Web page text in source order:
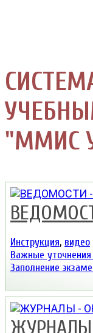
"ММИС
Инструкция, видео
Важные
Заполнение